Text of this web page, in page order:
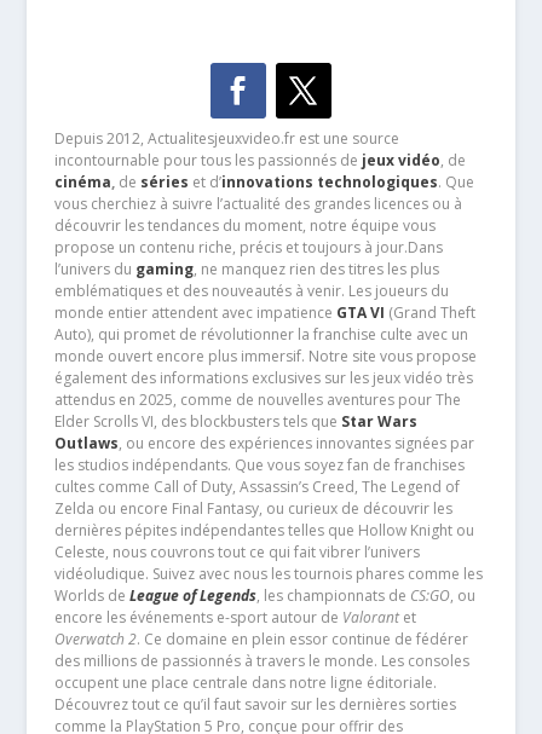
Depuis 2012, Actualitesjeuxvideo.fr est une source
incontournable pour tous les passionnés de jeux vidéo, de
cinéma,de séries et d’innovations technologiques. Que
vous cherchiez à suivre l’actualité des grandes licences ou à
découvrir les tendances du moment, notre équipe vous
propose un contenu riche, précis et toujours à jour.Dans
l’univers du gaming, ne manquez rien des titres les plus
emblématiques et des nouveautés à venir. Les joueurs du
monde entier attendent avec impatience GTA VI (Grand Theft
Auto), qui promet de révolutionner la franchise culte avec un
monde ouvert encore plus immersif. Notre site vous propose
également des informations exclusives sur les jeux vidéo très
attendus en 2025, comme de nouvelles aventures pour The
Elder Scrolls VI, des blockbusters tels que Star Wars
Outlaws, ou encore des expériences innovantes signées par
les studios indépendants. Que vous soyez fan de franchises
cultes comme Call of Duty, Assassin’s Creed, The Legend of
Zelda ou encore Final Fantasy, ou curieux de découvrir les
dernières pépites indépendantes telles que Hollow Knight ou
Celeste, nous couvrons tout ce qui fait vibrer l’univers
vidéoludique. Suivez avec nous les tournois phares comme les
Worlds de League of Legends, les championnats de CS:GO, ou
encore les événements e-sport autour de Valorantet
Overwatch 2. Ce domaine en plein essor continue de fédérer
des millions de passionnés à travers le monde. Les consoles
occupent une place centrale dans notre ligne éditoriale.
Découvrez tout ce qu’il faut savoir sur les dernières sorties
comme la PlayStation 5 Pro, conçue pour offrir des